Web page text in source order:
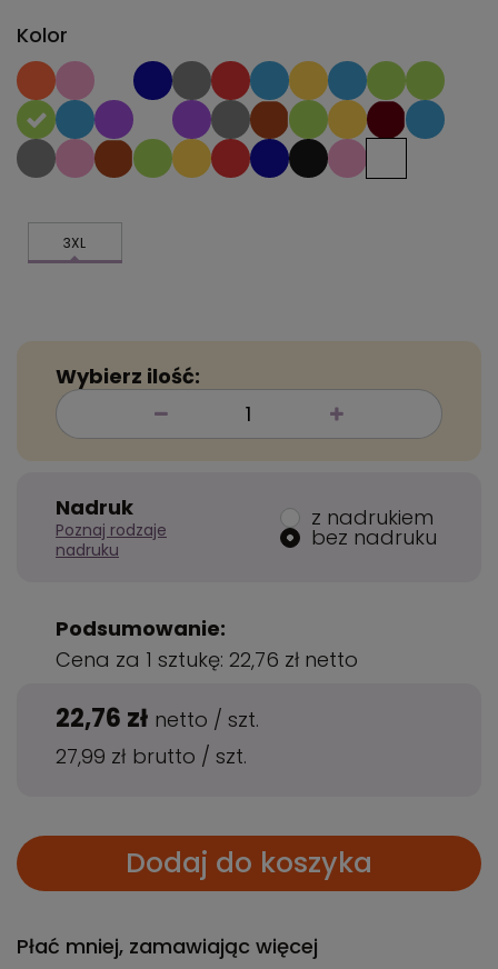
Kolor
3XL
Wybierz ilość:
Nadruk
Poznaj rodzaje
nadruku
z nadrukiem
bez nadruku
Podsumowanie:
Cena za 1 sztukę: 22,76 zł netto
22,76 zł netto / szt.
27,99 zł brutto / szt.
Dodaj do koszyka
Płać mniej, zamawiając więcej